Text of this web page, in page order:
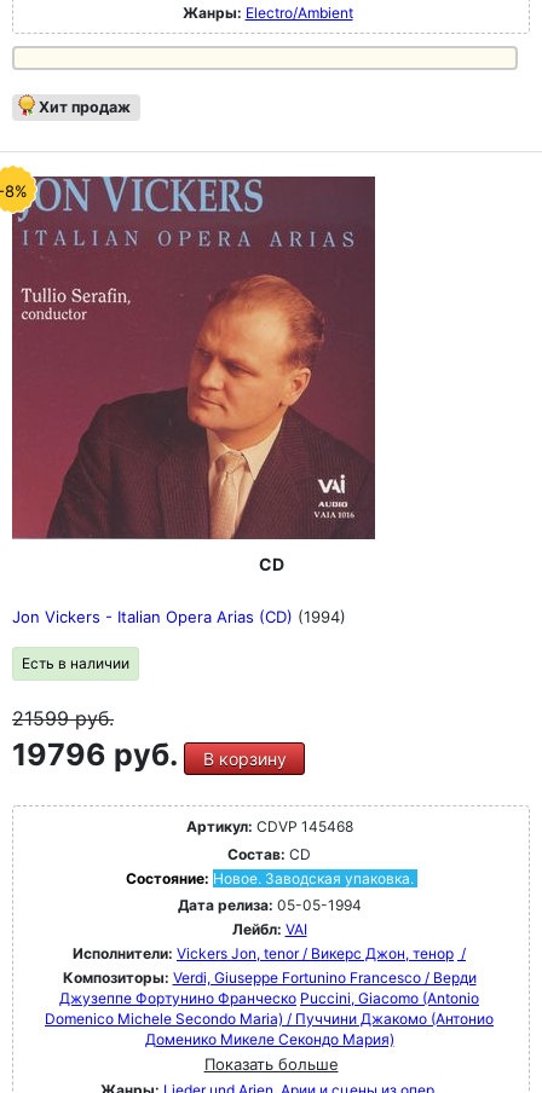
Жанры: Electro/Ambient
Хит продаж
8%
CD
Jon Vickers - Italian Opera Arias (CD) (1994)
Есть в наличии
21599руб.
19796 руб. В корзину
Артикул: CDVP 145468
Состав: CD
Состояние: Новое. Заводская упаковка.
Дата релиза: 05-05-1994
Лейбл: VAI
Исполнители: Vickers Jon, tenor / Викерс Джон, тенор /
Композиторы: Verdi, Giuseppe Fortunino Francesco / Верди
Джузеппе Фортунино Франческо Puccini, Giacomo (Antonio
Domenico Michele Secondo Maria) / Пуччини Джакомо (Антонио
Доменико Микеле Секондо Мария)
Показать больше